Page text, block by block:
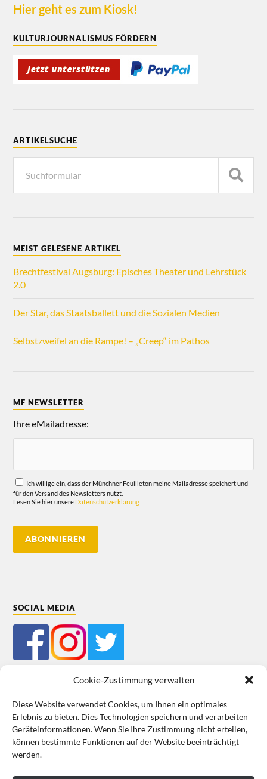
Cookie-Zustimmung verwalten
Diese Website verwendet Cookies, um Ihnen ein optimales
Erlebnis zu bieten. Dies Technologien speichern und verarbeiten
Geräteinformationen. Wenn Sie Ihre Zustimmung nicht erteilen,
können bestimmte Funktionen auf der Website beeinträchtigt
werden.
Hier geht es zum Kiosk!
KULTURJOURNALISMUS FÖRDERN
ARTIKELSUCHE
MEIST GELESENE ARTIKEL
Brechtfestival Augsburg: Episches Theater und Lehrstück
2.0
Der Star, das Staatsballett und die Sozialen Medien
Selbstzweifel an die Rampe! – „Creep“ im Pathos
MF NEWSLETTER
Ihre eMailadresse:
Ich willige ein, dass der Münchner Feuilleton meine Mailadresse speichert und
für den Versand des Newsletters nutzt.
Lesen Sie hier unsere Datenschutzerklärung
SOCIAL MEDIA
Mein Bestellkonto Kundeninformationen Datenschutz
Cookie-Richtlinie (EU) Impressum
VERTRAG WIDERRUFEN